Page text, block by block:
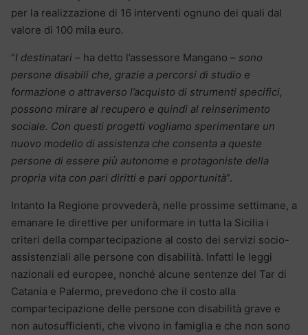
per la realizzazione di 16 interventi ognuno dei quali dal
valore di 100 mila euro.
“I destinatari – ha detto l’assessore Mangano – sono
persone disabili che, grazie a percorsi di studio e
formazione o attraverso l’acquisto di strumenti specifici,
possono mirare al recupero e quindi al reinserimento
sociale. Con questi progetti vogliamo sperimentare un
nuovo modello di assistenza che consenta a queste
persone di essere più autonome e protagoniste della
propria vita con pari diritti e pari opportunità”.
Intanto la Regione provvederà, nelle prossime settimane, a
emanare le direttive per uniformare in tutta la Sicilia i
criteri della compartecipazione al costo dei servizi socio-
assistenziali alle persone con disabilità. Infatti le leggi
nazionali ed europee, nonché alcune sentenze del Tar di
Catania e Palermo, prevedono che il costo alla
compartecipazione delle persone con disabilità grave e
non autosufficienti, che vivono in famiglia e che non sono